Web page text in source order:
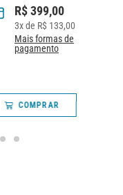
R$ 399,00
x deR$133,00
Mais formas de
pagamento
COMPRAR